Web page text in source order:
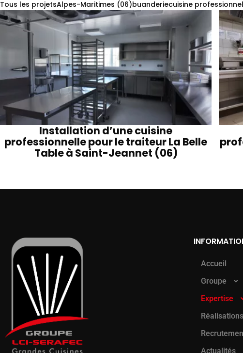
Tous les projetsAlpes-Maritimes (06)buanderiecuisine
Installation d’une cuisine
professionnelle pour le traiteur La Belle
Table à Saint-Jeannet (06)
Accueil
Groupe
Expertise
Réalisations
Actualités